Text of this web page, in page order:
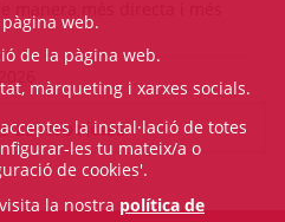
LES NOTÍCIES
web.
de la pàgina web.
màrqueting i xarxes socials.
la instal·lació de totes
les tu mateix/a o
de cookies'.
la nostra política de